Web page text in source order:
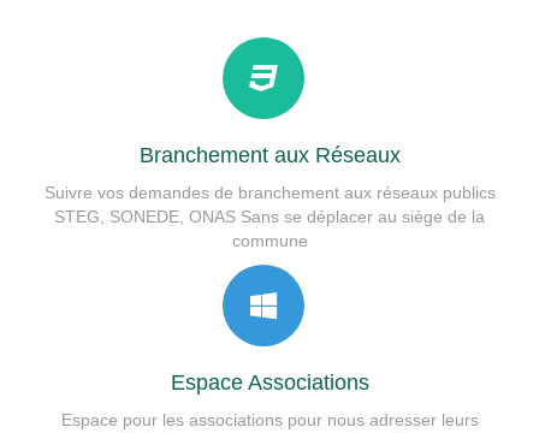
Branchement aux Réseaux
Suivre vos demandes de branchement aux réseaux publics
STEG, SONEDE, ONAS Sans se déplacer au siège de la
commune
Espace Associations
Espace pour les associations pour nous adresser leurs